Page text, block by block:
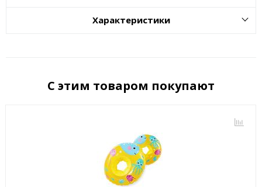
Характеристики
С этим товаром покупают